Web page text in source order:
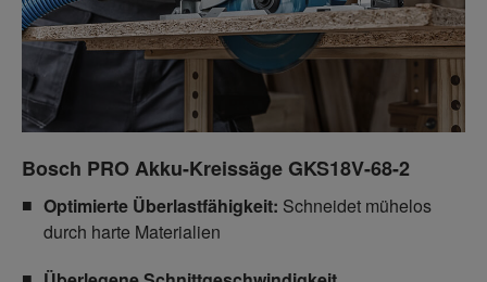
Bosch PRO Akku-Kreissäge GKS18V-68-2
Optimierte Überlastfähigkeit: Schneidet mühelos
durch harte Materialien